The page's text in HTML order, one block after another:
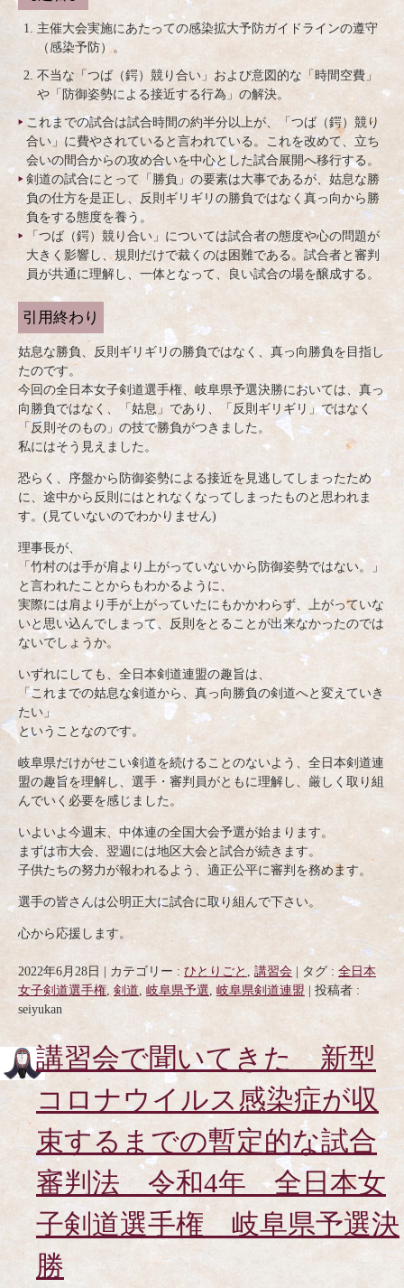
主催大会実施にあたっての感染拡大予防ガイドラインの遵守
（感染予防）。
不当な「つば（鍔）競り合い」および意図的な「時間空費」
や「防御姿勢による接近する行為」の解決。
これまでの試合は試合時間の約半分以上が、「つば（鍔）競り
合い」に費やされていると言われている。これを改めて、立ち
会いの間合からの攻め合いを中心とした試合展開へ移行する。
剣道の試合にとって「勝負」の要素は大事であるが、姑息な勝
負の仕方を是正し、反則ギリギリの勝負ではなく真っ向から勝
負をする態度を養う。
「つば（鍔）競り合い」については試合者の態度や心の問題が
大きく影響し、規則だけで裁くのは困難である。試合者と審判
員が共通に理解し、一体となって、良い試合の場を醸成する。
引用終わり
姑息な勝負、反則ギリギリの勝負ではなく、真っ向勝負を目指し
たのです。
今回の全日本女子剣道選手権、岐阜県予選決勝においては、真っ
向勝負ではなく、「姑息」であり、「反則ギリギリ」ではなく
「反則そのもの」の技で勝負がつきました。
私にはそう見えました。
恐らく、序盤から防御姿勢による接近を見逃してしまったため
に、途中から反則にはとれなくなってしまったものと思われま
す。(見ていないのでわかりません)
理事長が、
「竹村のは手が肩より上がっていないから防御姿勢ではない。」
と言われたことからもわかるように、
実際には肩より手が上がっていたにもかかわらず、上がっていな
いと思い込んでしまって、反則をとることが出来なかったのでは
ないでしょうか。
いずれにしても、全日本剣道連盟の趣旨は、
「これまでの姑息な剣道から、真っ向勝負の剣道へと変えていき
たい」
ということなのです。
岐阜県だけがせこい剣道を続けることのないよう、全日本剣道連
盟の趣旨を理解し、選手・審判員がともに理解し、厳しく取り組
んでいく必要を感じました。
いよいよ今週末、中体連の全国大会予選が始まります。
まずは市大会、翌週には地区大会と試合が続きます。
子供たちの努力が報われるよう、適正公平に審判を務めます。
選手の皆さんは公明正大に試合に取り組んで下さい。
心から応援します。
2022年6月28日 カテゴリー : ひとりごと , 講習会 タグ : 全日本
女子剣道選手権, 剣道, 岐阜県予選, 岐阜県剣道連盟
投稿者 :
seiyukan
講習会で聞いてきた 新型
コロナウイルス感染症が収
束するまでの暫定的な試合
審判法 令和4年 全日本女
子剣道選手権 岐阜県予選決
勝